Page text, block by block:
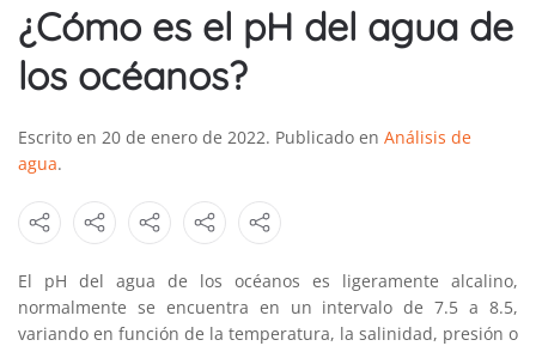
¿Cómo es el pH del agua de
los océanos?
Escrito en 20 de enero de 2022. Publicado en Análisis de
agua.
El pH del agua de los océanos es ligeramente alcalino,
normalmente se encuentra en un intervalo de 7.5 a 8.5,
variando en función de la temperatura, la salinidad, presión o